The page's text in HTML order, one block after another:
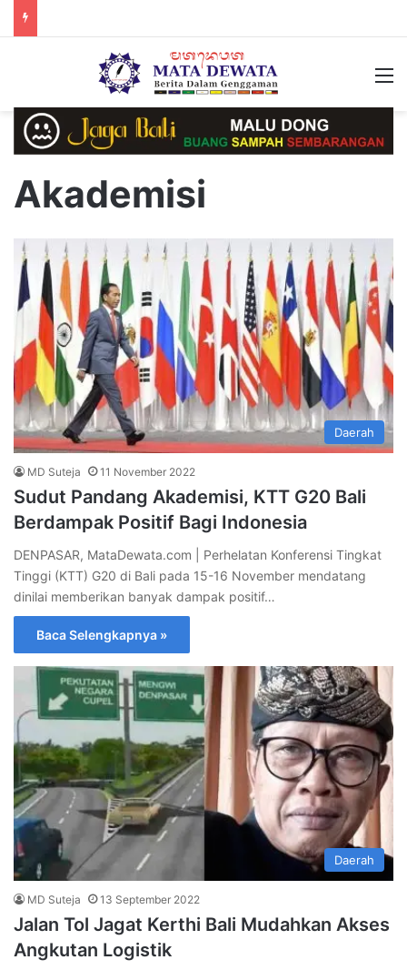
Akademisi
Daerah
MD Suteja 11 November 2022
Sudut Pandang Akademisi, KTT G20 Bali
Berdampak Positif Bagi Indonesia
DENPASAR, MataDewata.com | Perhelatan Konferensi Tingkat
Tinggi (KTT) G20 di Bali pada 15-16 November mendatang
dinilai memberikan banyak dampak positif…
Baca Selengkapnya »
Daerah
MD Suteja 13 September 2022
Jalan Tol Jagat Kerthi Bali Mudahkan Akses
Angkutan Logistik